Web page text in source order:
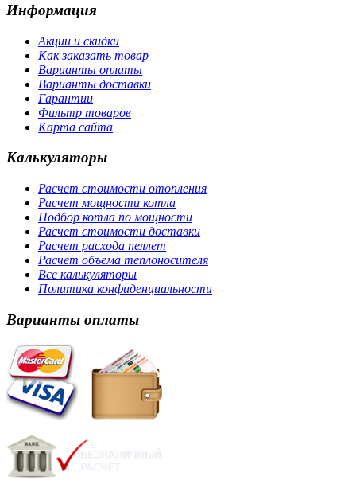
Информация
Акции и скидки
Как заказать товар
Варианты оплаты
Варианты доставки
Гарантии
Фильтр товаров
Карта сайта
Калькуляторы
Расчет стоимости отопления
Расчет мощности котла
Подбор котла по мощности
Расчет стоимости доставки
Расчет расхода пеллет
Расчет объема теплоносителя
Все калькуляторы
Политика конфиденциальности
Варианты оплаты